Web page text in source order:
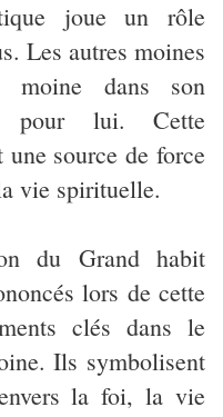
joue un rôle
Les autres moines
moine dans son
pour lui. Cette
source de force
vie spirituelle.
du Grand habit
lors de cette
clés dans le
Ils symbolisent
la foi, la vie